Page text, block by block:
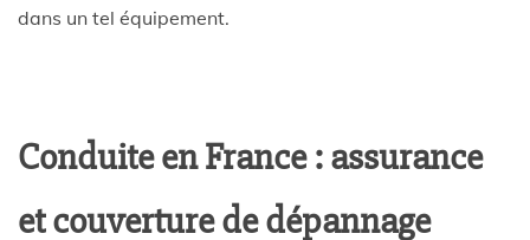
dans un tel équipement.
Conduite en France : assurance
et couverture de dépannage